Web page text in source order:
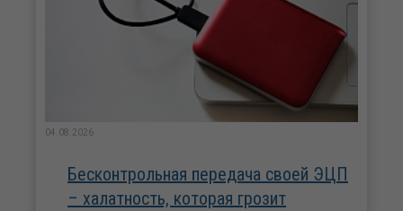
04.08.2026
Бесконтрольная передача своей ЭЦП
– халатность, которая грозит